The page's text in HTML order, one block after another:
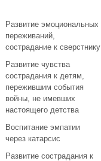
Развитие эмоциональных
переживаний,
сострадание к сверстнику
Развитие чувства
сострадания к детям,
пережившим события
войны, не имевших
настоящего детства
Воспитание эмпатии
через катарсис
Развитие сострадания к